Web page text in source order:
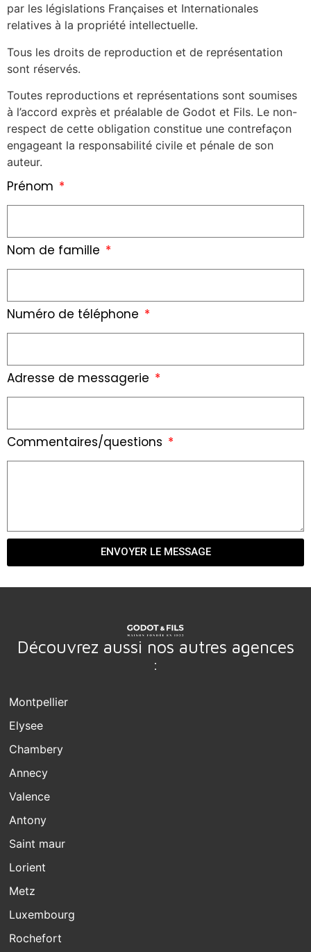
par les législations Françaises et Internationales
relatives à la propriété intellectuelle.
Tous les droits de reproduction et de représentation
sont réservés.
Toutes reproductions et représentations sont soumises
à l’accord exprès et préalable de Godot et Fils. Le non-
respect de cette obligation constitue une contrefaçon
engageant la responsabilité civile et pénale de son
auteur.
Prénom
Nom de famille
Numéro de téléphone
Adresse de messagerie
Commentaires/questions
ENVOYER LE MESSAGE
Découvrez aussi nos autres agences
:
Montpellier
Elysee
Chambery
Annecy
Valence
Antony
Saint maur
Lorient
Metz
Luxembourg
Rochefort